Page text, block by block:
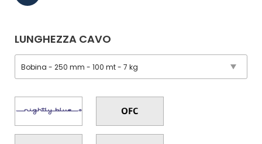
LUNGHEZZA CAVO